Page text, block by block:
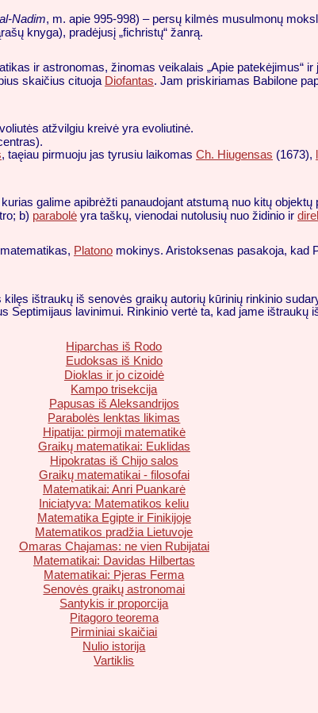
Nadim, m. apie 995-998) – persų kilmės musulmonų
knyga), pradėjusį „fichristų“ žanrą.
ir astronomas, žinomas veikalais „Apie patekėjimus“
skaičius cituoja Diofantas. Jam priskiriamas Babilone
atžvilgiu kreivė yra evoliutinė.
, taęiau pirmuoju jas tyrusiu laikomas Ch. Hiugensas (1673),
galime apibrėžti panaudojant atstumą nuo kitų
b) parabolė yra taškų, vienodai nutolusių nuo židinio ir
Platono mokinys. Aristoksenas pasakoja, kad
kilęs ištraukų iš senovės graikų autorių kūrinių rinkinio
Septimijaus lavinimui. Rinkinio vertė ta, kad jame ištraukų
Hiparchas iš Rodo
Eudoksas iš Knido
Dioklas ir jo cizoidė
Kampo trisekcija
Papusas iš Aleksandrijos
Parabolės lenktas likimas
Hipatija: pirmoji matematikė
Graikų matematikai: Euklidas
Hipokratas iš Chijo salos
Graikų matematikai - filosofai
Matematikai: Anri Puankarė
Iniciatyva: Matematikos keliu
Matematika Egipte ir Finikijoje
Matematikos pradžia Lietuvoje
Omaras Chajamas: ne vien Rubijatai
Matematikai: Davidas Hilbertas
Matematikai: Pjeras Ferma
Senovės graikų astronomai
Santykis ir proporcija
Pitagoro teorema
Pirminiai skaičiai
Nulio istorija
Vartiklis